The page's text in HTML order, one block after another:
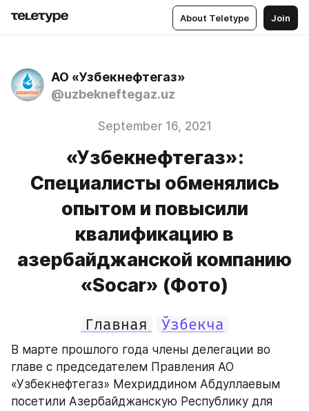
About Teletype Join
АО «Узбекнефтегаз»
@uzbekneftegaz.uz
September 16, 2021
«Узбекнефтегаз»:
Специалисты обменялись
опытом и повысили
квалификацию в
азербайджанской компанию
«Socar» (Фото)
Главная Ўзбекча
В марте прошлого года члены делегации во
главе с председателем Правления АО
«Узбекнефтегаз» Мехриддином Абдуллаевым
посетили Азербайджанскую Республику для